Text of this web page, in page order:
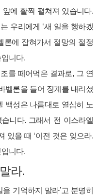
에 활짝 펼쳐져 있습니다.
우리에게 ‘새 일을 행하겠
론에 잡혀가서 절망의 절정
니다.
를 떼어먹은 결과로, 그 연
벨론을 들어 징계를 내리셨
백성은 나름대로 열심히 노
니다. 그래서 전 이스라엘
있을 때 ‘이전 것은 잊으라.
입니다.
라.
기억하지 말라’고 분명히